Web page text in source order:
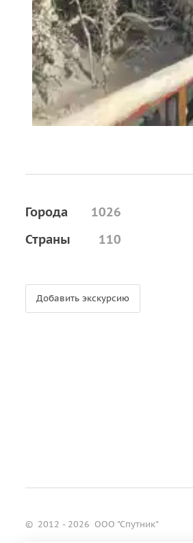
Города
1026
Страны
110
Добавить экскурсию
© 2012 - 2026 ООО "Спутник"